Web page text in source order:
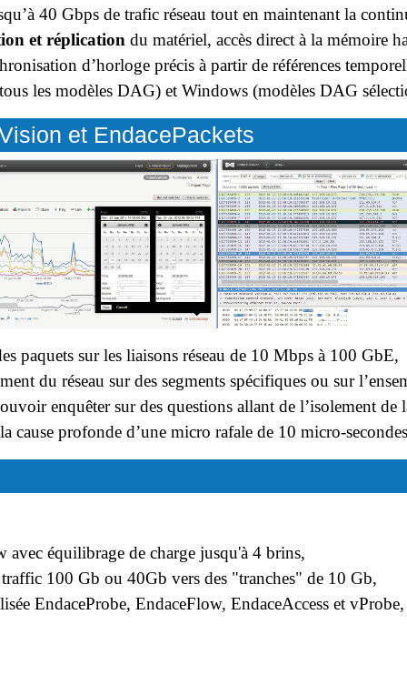
40 Gbps de trafic réseau tout en maintenant la
et réplication du matériel, accès direct à la mémoire
d’horloge précis à partir de références
les modèles DAG) et Windows (modèles DAG
et EndacePackets
paquets sur les liaisons réseau de 10 Mbps à 100 GbE,
du réseau sur des segments spécifiques ou sur
enquêter sur des questions allant de l’isolement de
cause profonde d’une micro rafale de 10 micro-
équilibrage de charge jusqu'à 4 brins,
100 Gb ou 40Gb vers des "tranches" de 10 Gb,
EndaceProbe, EndaceFlow, EndaceAccess et vProbe,